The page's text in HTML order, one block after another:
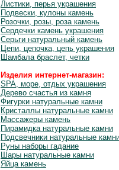
Листики, перья украшения
Подвески, кулоны камень
Розочки, розы, роза камень
Сердечки камень украшения
Серьги натуральный камень
Цепи, цепочка, цепь украшения
Шамбала браслет, четки
Изделия интернет-магазин:
SPA, море, отдых украшения
Дерево счастья из камня
Фигурки натуральные камни
Кристаллы натуральные камни
Массажеры камень
Пирамидка натуральные камни
Подсвечники натуральные
Руны наборы гадание
Шары натуральные камни
Яйца камень